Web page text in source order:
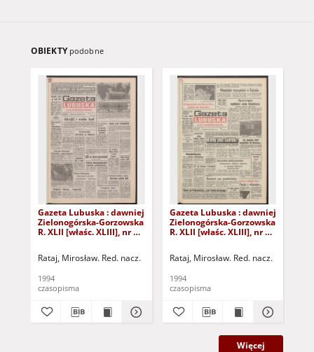
OBIEKTY podobne
Gazeta Lubuska : dawniej
Zielonogórska-Gorzowska
R. XLII [właśc. XLIII], nr 4
Rataj, Mirosław. Red. nacz.
1994
czasopisma
Gazeta Lubuska : dawniej
Zielonogórska-Gorzowska
R. XLII [właśc. XLIII], nr 16
Rataj, Mirosław. Red. nacz.
1994
czasopisma
Więcej